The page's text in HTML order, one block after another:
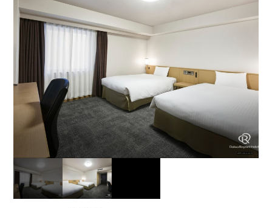
ユニットバスルーム
50インチ地デジ対応液晶テレビ
※ベビーベッド設置可
※エキストラベッド設置可
共通客室設備・アメニティ